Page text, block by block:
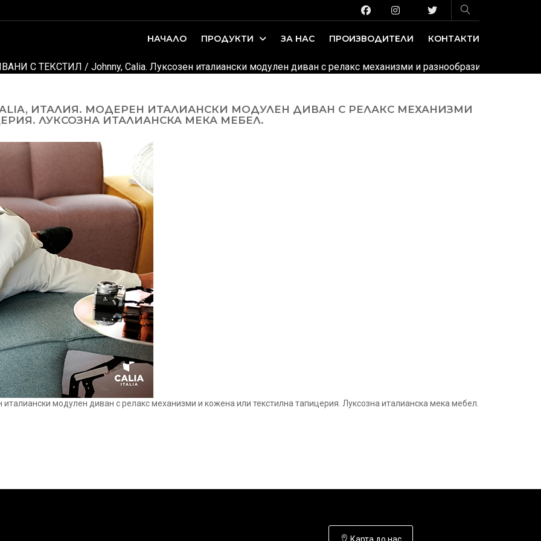
НАЧАЛО ПРОДУКТИ ЗА НАС ПРОИЗВОДИТЕЛИ КОНТАКТИ
С ТЕКСТИЛ / Johnny, Calia. Луксозен италиански модулен диван с релакс механизми и разнообразие от
ИТАЛИЯ. МОДЕРЕН ИТАЛИАНСКИ МОДУЛЕН ДИВАН С РЕЛАКС МЕХАНИЗМИ
ЛУКСОЗНА ИТАЛИАНСКА МЕКА МЕБЕЛ.
модулен диван с релакс механизми и кожена или текстилна тапицерия. Луксозна италианска мека мебел.
Карта до нас